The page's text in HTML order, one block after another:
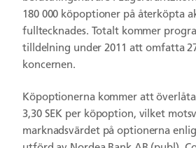
180 000 köpoptioner på återköpta
fulltecknades. Totalt kommer
tilldelning under 2011 att omfatta
koncernen.
Köpoptionerna kommer att
3,30 SEK per köpoption, vilket
marknadsvärdet på optionerna